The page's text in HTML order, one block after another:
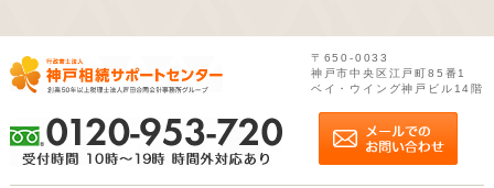
〒650-0033
神戸市中央区江戸町85番1
ベイ・ウイング神戸ビル14階